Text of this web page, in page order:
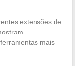
extensões de
mais